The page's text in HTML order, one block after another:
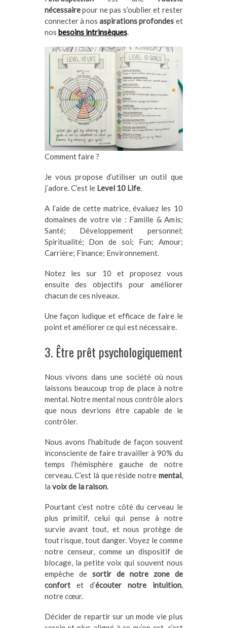
nécessairepour ne pas s’oublier et rester
connecter à nosaspirations profondes et
nos besoins intrinsèques.
Comment faire ?
Je vous propose d’utiliser un outil que
j’adore. C’est le Level 10 Life.
A l’aide de cette matrice, évaluez les 10
domaines de votre vie : Famille & Amis;
Santé; Développement personnel;
Spiritualité; Don de soi; Fun; Amour;
Carrière; Finance; Environnement.
Notez les sur 10 et proposez vous
ensuite des objectifs pour améliorer
chacun de ces niveaux.
Une façon ludique et efficace de faire le
point et améliorer ce qui est nécessaire.
3. Être prêt psychologiquement
Nous vivons dans une société où nous
laissons beaucoup trop de place à notre
mental. Notre mental nous contrôle alors
que nous devrions être capable de le
contrôler.
Nous avons l’habitude de façon souvent
inconsciente de faire travailler à 90% du
temps l’hémisphère gauche de notre
cerveau. C’est là que réside notre mental,
la voix de la raison.
Pourtant c’est notre côté du cerveau le
plus primitif, celui qui pense à notre
survie avant tout, et nous protège de
tout risque, tout danger. Voyez le comme
notre censeur, comme un dispositif de
blocage, la petite voix qui souvent nous
empêche de sortir de notre zone de
confortet d’écouter notre intuition,
notre cœur.
Décider de repartir sur un mode vie plus